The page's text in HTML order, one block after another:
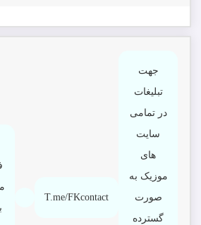
جهت
تبلیغات
در تمامی
سایت
های
موزیک به
صورت
گسترده
T.me/FKcontact